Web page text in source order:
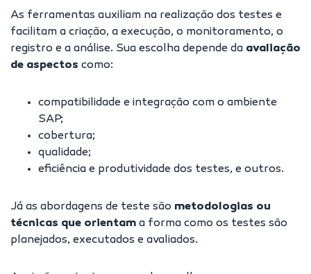
As ferramentas auxiliam na realização dos testes e
facilitam a criação, a execução, o monitoramento, o
registro e a análise. Sua escolha depende da avaliação
de aspectos como:
compatibilidade e integração com o ambiente
SAP;
cobertura;
qualidade;
eficiência e produtividade dos testes, e outros.
Já as abordagens de teste são metodologias ou
técnicas que orientam a forma como os testes são
planejados, executados e avaliados.